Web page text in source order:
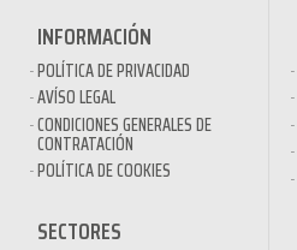
INFORMACIÓN
POLÍTICA DE PRIVACIDAD
AVÍSO LEGAL
CONDICIONES GENERALES DE
CONTRATACIÓN
POLÍTICA DE COOKIES
SECTORES